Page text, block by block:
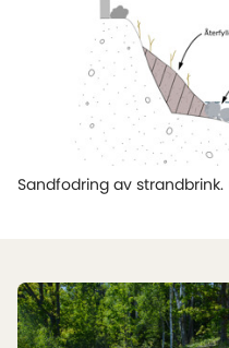
Sandfodring av strandbrink.